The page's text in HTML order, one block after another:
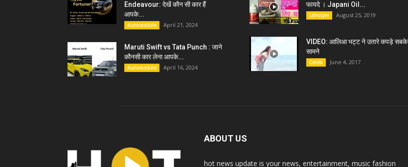
Endeavour: देखें कौन सी कार हैं
आपके...
Automobile April 21, 2024
Maruti Swift vs Tata Punch : जाने
कौनसी कार लेना आपके...
Automobile April 16, 2024
फायदे । Japani Oil...
Lifestyle August 25, 2019
VIDEO: आलिआ भट्ट ने उतारे कपड़े सबके
सामने
Celeb June 4, 2017
ABOUT US
hot news update is your news, entertainment, music fashion